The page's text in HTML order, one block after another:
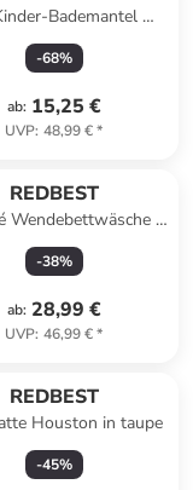
Bademantel mit
Perris in anthrazit
-68%
ab: 15,25 €
UVP: 48,99 €*
REDBEST
Wendebettwäsche in
petrol-salbei
-38%
ab: 28,99 €
UVP: 46,99 €*
REDBEST
Houston in taupe
-45%